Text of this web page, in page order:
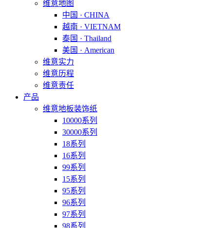
维意地图
中国 · CHINA
越南 · VIETNAM
泰国 · Thailand
美国 · American
维意实力
维意历程
维意责任
产品
维意地板装饰纸
10000系列
30000系列
18系列
16系列
99系列
15系列
95系列
96系列
97系列
98系列